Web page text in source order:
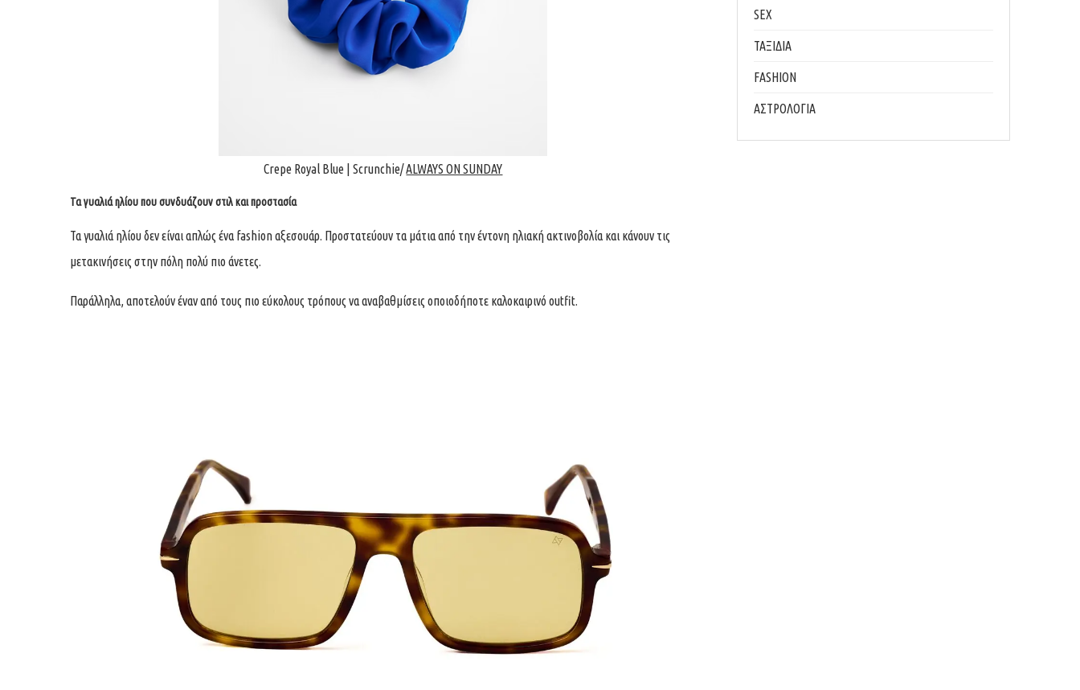
Crepe Royal Blue | Scrunchie/ALWAYS ON SUNDAY
Τα γυαλιά ηλίου που συνδυάζουν στιλ και προστασία
Τα γυαλιά ηλίου δεν είναι απλώς ένα fashion αξεσουάρ. Προστατεύουν τα μάτια από την έντονη ηλιακή ακτινοβολία και κάνουν τις
μετακινήσεις στην πόλη πολύ πιο άνετες.
Παράλληλα, αποτελούν έναν από τους πιο εύκολους τρόπους να αναβαθμίσεις οποιοδήποτε καλοκαιρινό outfit.
SEX
ΤΑΞΙΔΙΑ
FASHION
ΑΣΤΡΟΛΟΓΙΑ